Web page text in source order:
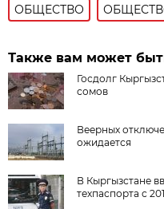
ОБЩЕСТВО
Также вам может
Госдолг
сомов
Веерных
ожидается
В Кыргызстане
техпаспорта с